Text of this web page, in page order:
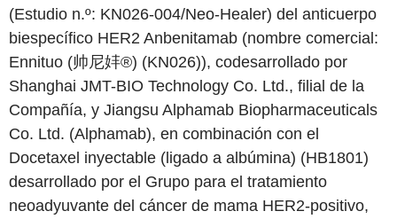
(Estudio n.º: KN026-004/Neo-Healer) del anticuerpo
biespecífico HER2 Anbenitamab (nombre comercial:
Ennituo (帅尼妦®) (KN026)), codesarrollado por
Shanghai JMT-BIO Technology Co. Ltd., filial de la
Compañía, y Jiangsu Alphamab Biopharmaceuticals
Co. Ltd. (Alphamab), en combinación con el
Docetaxel inyectable (ligado a albúmina) (HB1801)
desarrollado por el Grupo para el tratamiento
neoadyuvante del cáncer de mama HER2-positivo,